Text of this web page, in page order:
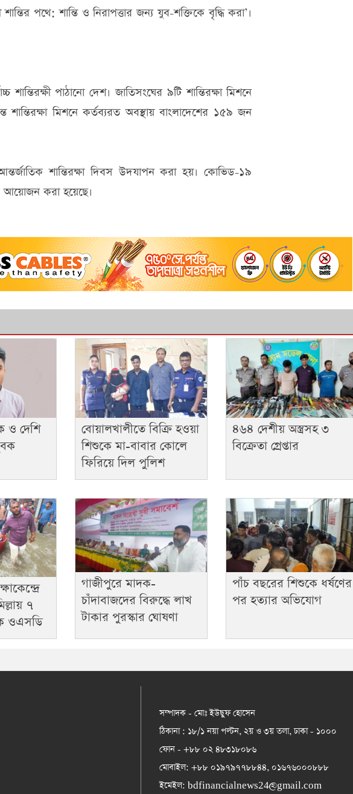
শান্তির পথে: শান্তি ও নিরাপত্তার জন্য যুব-শক্তিকে বৃদ্ধি করা’।
শান্তিরক্ষী পাঠানো দেশ। জাতিসংঘের ৯টি শান্তিরক্ষা মিশনে
শান্তিরক্ষা মিশনে কর্তব্যরত অবস্থায় বাংলাদেশের ১৫৯ জন
শান্তিরক্ষা দিবস উদযাপন করা হয়। কোভিড-১৯
আয়োজন করা হয়েছে।
ও দেশি
বোয়ালখালীতে বিক্রি হওয়া
শিশুকে মা-বাবার কোলে
ফিরিয়ে দিল পুলিশ
৪৬৪ দেশীয় অস্ত্রসহ ৩
বিক্রেতা গ্রেপ্তার
৭
ওএসডি
গাজীপুরে মাদক-
চাঁদাবাজদের বিরুদ্ধে লাখ
টাকার পুরস্কার ঘোষণা
পাঁচ বছরের শিশুকে ধর্ষণের
পর হত্যার অভিযোগ
সম্পাদক - মোঃ ইউছুফ হোসেন
ঠিকানা : ১৮/১ নয়া পল্টন, ২য় ও ৩য় তলা, ঢাকা - ১০০০
ফোন - +৮৮ ০২ ৪৮৩১৮০৮৬
মোবাইল: +৮৮ ০১৯৭৯৭৭৮৮৪৪, ০১৬৭৬০০০৮৮৮
ইমেইল: bdfinancialnews24@gmail.com